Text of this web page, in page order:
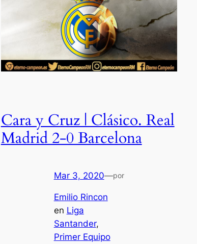
Cara y Cruz | Clásico. Real
Madrid 2-0 Barcelona
Mar 3, 2020—por
Emilio Rincon
en Liga
Santander
Primer Equipo